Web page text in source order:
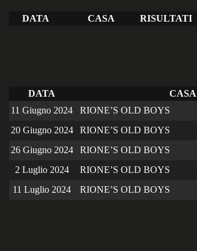
DATA CASA RISULTATI
DATA CASA
11 Giugno 2024
RIONE’S OLD BOYS
20 Giugno 2024
RIONE’S OLD BOYS
26 Giugno 2024
RIONE’S OLD BOYS
2 Luglio 2024
RIONE’S OLD BOYS
11 Luglio 2024
RIONE’S OLD BOYS